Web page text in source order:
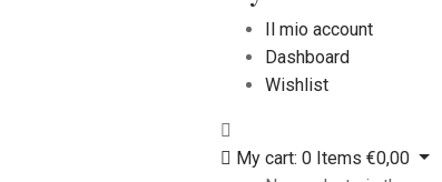
Il mio account
Dashboard
Wishlist
My cart: 0 Items €0,00